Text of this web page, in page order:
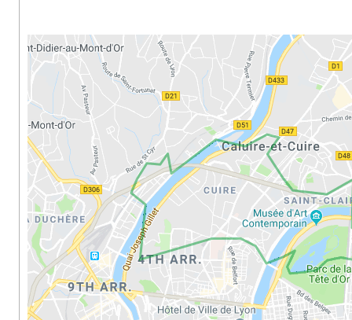
Equipements & Tests
Parcours & Courses
Outils & Réseaux